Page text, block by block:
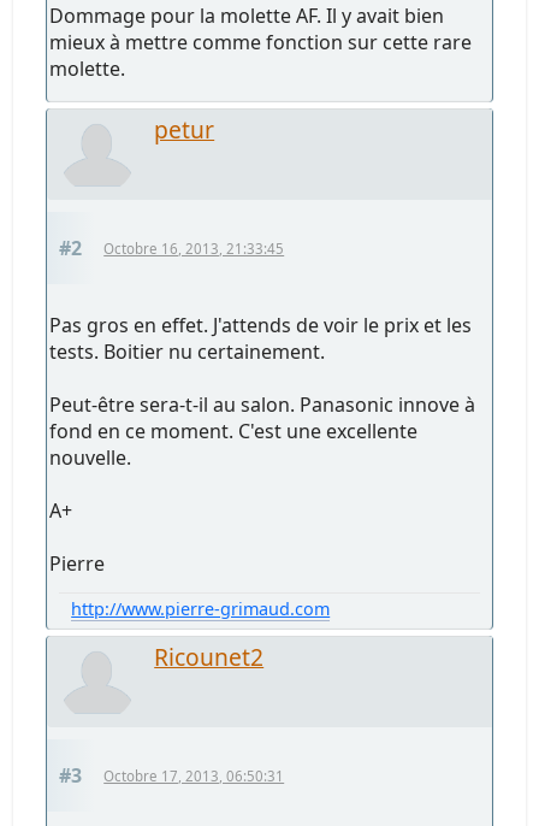
Dommage pour la molette AF. Il y avait bien
mieux à mettre comme fonction sur cette rare
molette.
petur
#2 Octobre 16, 2013, 21:33:45
Pas gros en effet. J'attends de voir le prix et les
tests. Boitier nu certainement.
Peut-être sera-t-il au salon. Panasonic innove à
fond en ce moment. C'est une excellente
nouvelle.
A+
Pierre
http://www.pierre-grimaud.com
Ricounet2
#3 Octobre 17, 2013, 06:50:31